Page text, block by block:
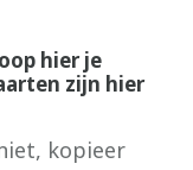
hier je
zijn hier
kopieer